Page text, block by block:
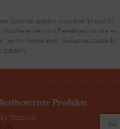
Gerichte werden zwischen 30 und 45
Wochenenden und Feiertagen könnte es
um Ihr Verständnis. Selbstverständlich
abholen.
Produkte
Toscana(a)